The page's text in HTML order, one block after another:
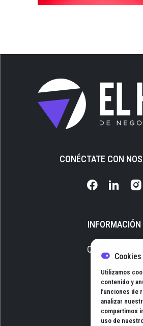
INFORMACIÓN
Quiénes somos
Newsletter
Contacto
CONÉCTATE CON
Cookies
Utilizamos
contenido y
funciones de
analizar
compartimos
uso de